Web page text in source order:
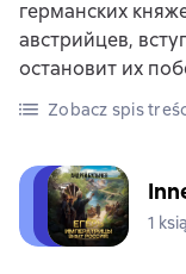
германских
австрийцев,
остановит их
Zobacz spis
1